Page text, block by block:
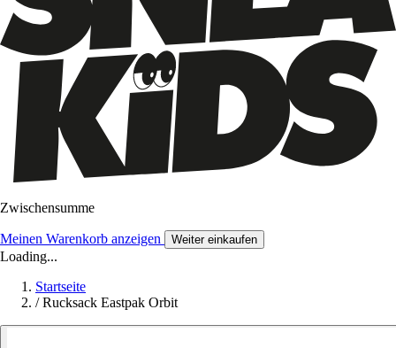
Zwischensumme
Meinen Warenkorb anzeigen Weiter einkaufen
Loading...
Startseite
/ Rucksack Eastpak Orbit